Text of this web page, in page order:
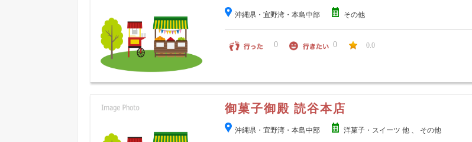
沖縄県・宜野湾・本島中部 その他
0 0 0.0
御菓子御殿 読谷本店
沖縄県・宜野湾・本島中部 洋菓子・スイーツ 他 、 その他